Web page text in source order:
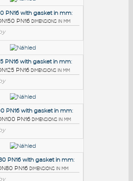
PODOBNÉ BLOKY:
PN16 with gasket in mm
DN150 PN16 dimensions in mm
DN125 PN16 with gasket in mm
DN125 PN16 dimensions in mm